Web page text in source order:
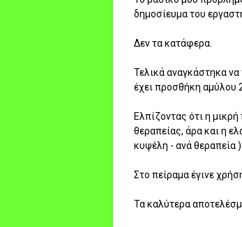
δημοσίευμα του
Δεν τα κατάφερα.
Τελικά αναγκάστηκα
έχει προσθήκη αμύλου
Ελπίζοντας ότι η
θεραπείας, άρα και η
κυψέλη - ανά θεραπεία
Στο πείραμα έγινε
Τα καλύτερα